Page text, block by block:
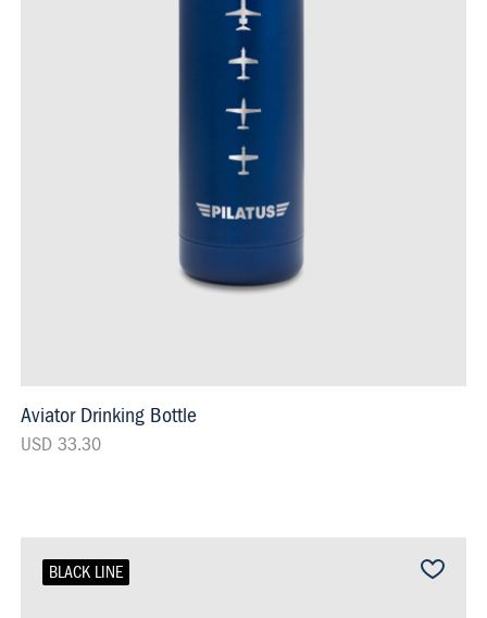
Aviator Drinking Bottle
USD 33.30
BLACK LINE